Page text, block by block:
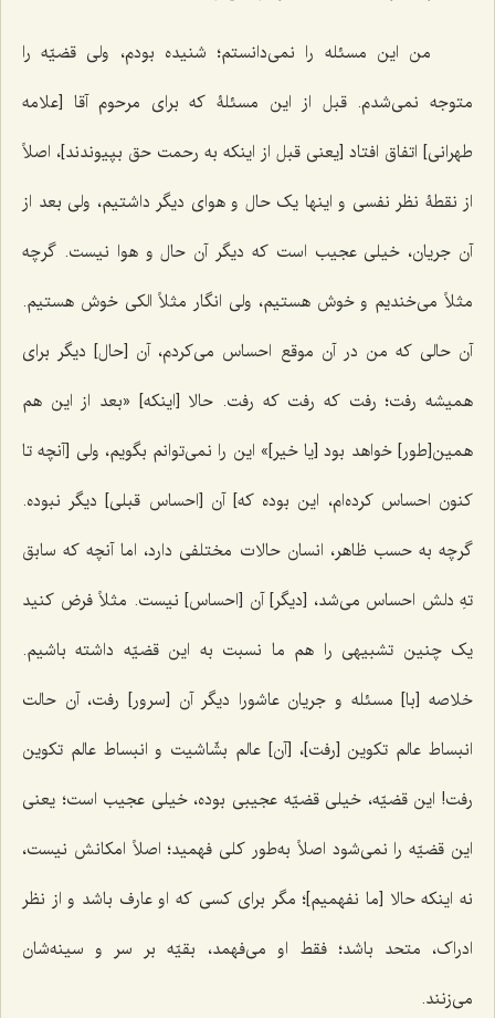
من این مسئله را نمی‌دانستم؛ شنیده بودم، ولی قضیّه را
متوجه نمی‌شدم. قبل از این مسئلۀ که برای مرحوم آقا [علامه
طهرانی] اتفاق افتاد [یعنی قبل از اینکه به رحمت حق بپیوندند]، اصلاً
از نقطۀ نظر نفسی و اینها یک حال و هوای دیگر داشتیم، ولی بعد از
آن جریان، خیلی عجیب است که دیگر آن حال و هوا نیست. گرچه
مثلاً می‌خندیم و خوش هستیم، ولی انگار مثلاً الکی خوش هستیم.
آن حالی که من در آن موقع احساس می‌کردم، آن [حال] دیگر برای
همیشه رفت؛ رفت که رفت که رفت. حالا [اینکه] «بعد از این هم
همین[طور] خواهد بود [یا خیر]» این را نمی‌توانم بگویم، ولی [آنچه تا
کنون احساس کرده‌ام، این بوده که] آن [احساس قبلی] دیگر نبوده.
گرچه به حسب ظاهر، انسان حالات مختلفی دارد، اما آنچه که سابق
تهِ دلش احساس می‌شد، [دیگر] آن [احساس] نیست. مثلاً فرض کنید
یک چنین تشبیهی را هم ما نسبت به این قضیّه داشته باشیم.
خلاصه [با] مسئله و جریان عاشورا دیگر آن [سرور] رفت، آن حالت
انبساط عالم تکوین [رفت]، [آن] عالم بشّاشیت و انبساط عالم تکوین
رفت! این قضیّه، خیلی قضیّه عجیبی بوده، خیلی عجیب است؛ یعنی
این قضیّه را نمی‌شود اصلاً به‌طور کلی فهمید؛ اصلاً امکانش نیست،
نه اینکه حالا [ما نفهمیم]؛ مگر برای کسی که او عارف باشد و از نظر
ادراک، متحد باشد؛ فقط او می‌فهمد، بقیّه بر سر و سینه‌شان
می‌زنند.